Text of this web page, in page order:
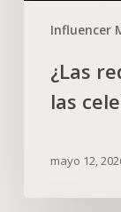
Influencer
¿Las
las
mayo 12,